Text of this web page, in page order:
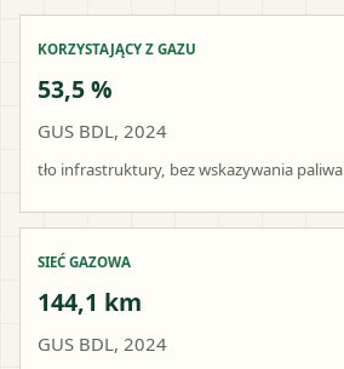
KORZYSTAJĄCY Z GAZU
53,5 %
GUS BDL, 2024
tło infrastruktury, bez wskazywania paliwa
SIEĆ GAZOWA
144,1 km
GUS BDL, 2024